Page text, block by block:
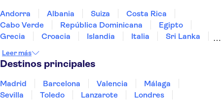
Andorra Albania Suiza
Costa Rica
Cabo Verde
República Dominicana
Egipto
Grecia
Croacia Islandia Italia
Sri Lanka
Portugal
Tailandia
Leer más
Destinos principales
Madrid Barcelona Valencia
Málaga
Sevilla
Toledo Lanzarote
Londres